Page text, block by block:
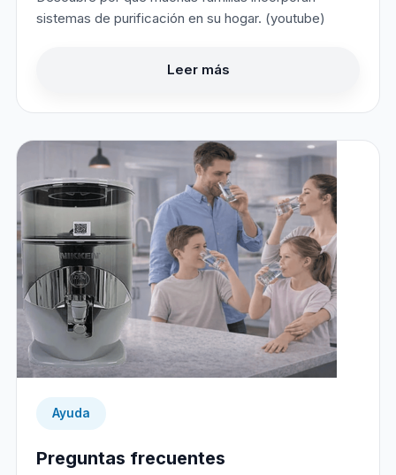
sistemas de purificación en su hogar. (youtube)
Leer más
Ayuda
Preguntas frecuentes